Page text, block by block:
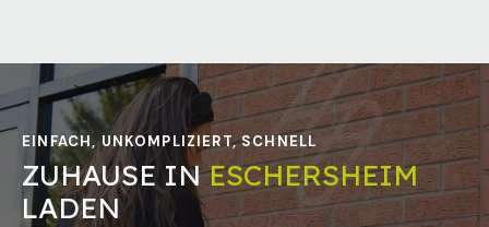
EINFACH, UNKOMPLIZIERT, SCHNELL
ZUHAUSE INESCHERSHEIM
LADEN